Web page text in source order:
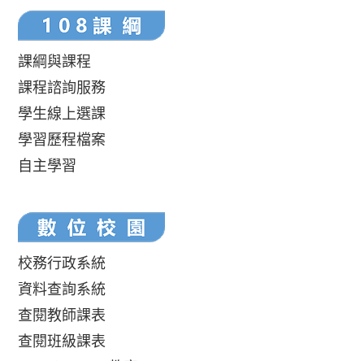
課綱與課程
課程諮詢服務
學生線上選課
學習歷程檔案
自主學習
校務行政系統
資料查詢系統
查閱教師課表
查閱班級課表